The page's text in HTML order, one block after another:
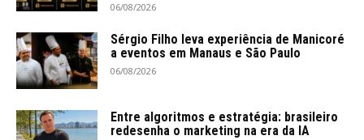
06/08/2026
Sérgio Filho leva experiência de Manicoré
a eventos em Manaus e São Paulo
06/08/2026
Entre algoritmos e estratégia: brasileiro
redesenha o marketing na era da IA